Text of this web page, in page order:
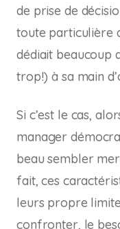
de prise de
toute particulière
dédiait beaucoup
trop!) à sa main
Si c’est le cas,
manager
beau sembler
fait, ces
leurs propre
confronter, le